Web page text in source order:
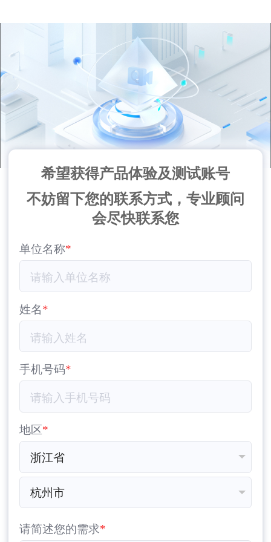
希望获得产品体验及测试账号
不妨留下您的联系方式，专业顾问
会尽快联系您
单位名称
姓名
手机号码
地区
请简述您的需求